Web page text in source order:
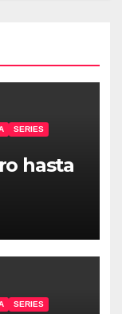
SERIES
hasta
SERIES